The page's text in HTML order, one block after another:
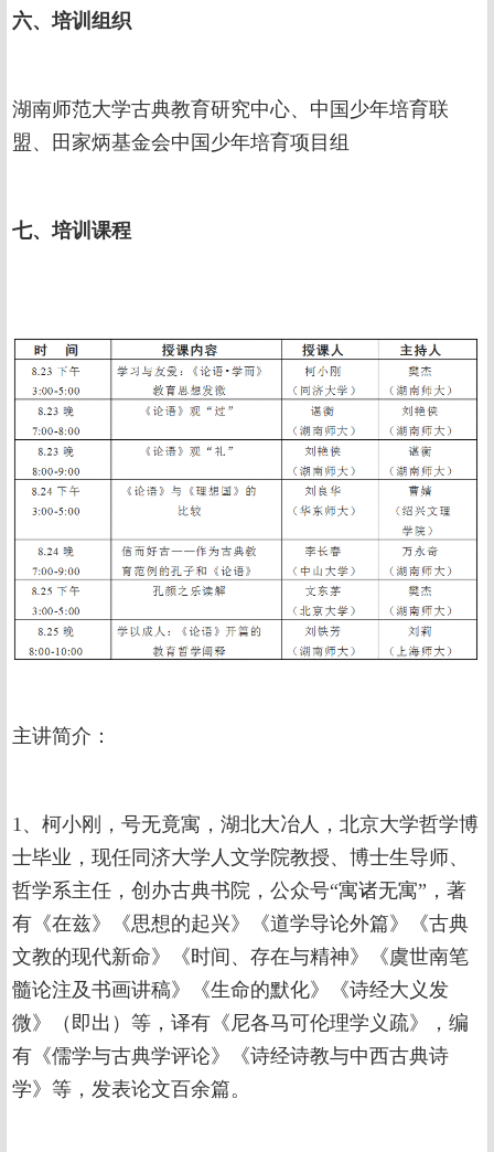
六、培训组织
湖南师范大学古典教育研究中心、中国少年培育联
盟、田家炳基金会中国少年培育项目组
七、培训课程
主讲简介：
1、柯小刚，号无竟寓，湖北大冶人，北京大学哲学博
士毕业，现任同济大学人文学院教授、博士生导师、
哲学系主任，创办古典书院，公众号“寓诸无寓”，著
有《在兹》《思想的起兴》《道学导论外篇》《古典
文教的现代新命》《时间、存在与精神》《虞世南笔
髓论注及书画讲稿》《生命的默化》《诗经大义发
微》（即出）等，译有《尼各马可伦理学义疏》，编
有《儒学与古典学评论》《诗经诗教与中西古典诗
学》等，发表论文百余篇。